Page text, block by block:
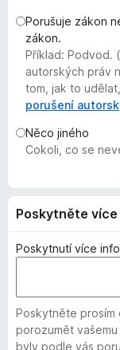
Porušuje zákon
zákon.
Příklad: Podvod.
autorských práv
tom, jak to
porušení
Něco jiného
Cokoli, co se
Poskytněte
Poskytnutí více
Poskytněte prosím
porozumět
byly podle vás